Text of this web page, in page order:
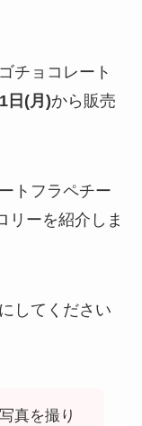
チョコレート
日(月)から販売
トフラペチー
リーを紹介しま
してください
真を撮り